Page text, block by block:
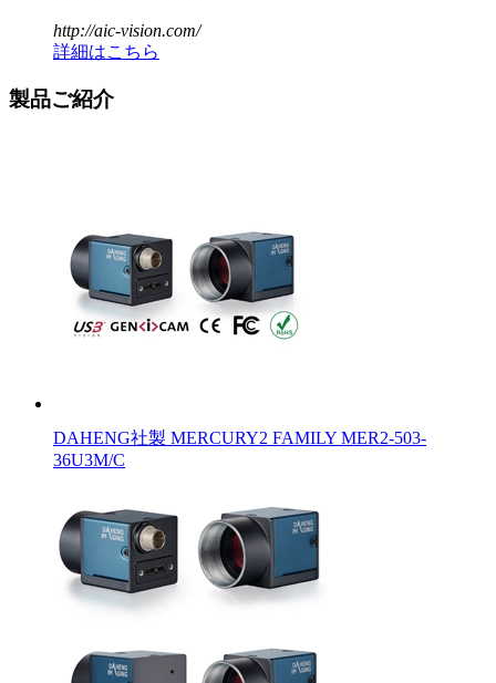
http://aic-vision.com/
詳細はこちら
製品ご紹介
DAHENG社製 MERCURY2 FAMILY MER2-503-
36U3M/C